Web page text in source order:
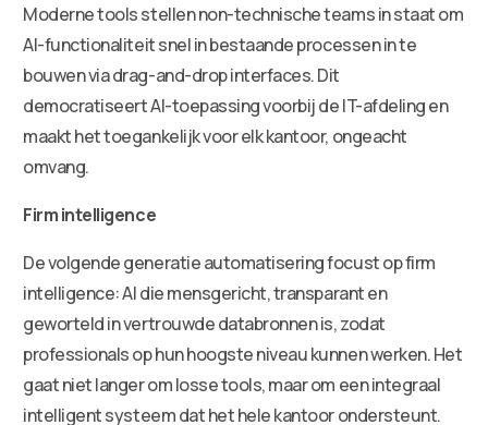
Moderne tools stellen non-technische teams in staat om
AI-functionaliteit snel in bestaande processen in te
bouwen via drag-and-drop interfaces. Dit
democratiseert AI-toepassing voorbij de IT-afdeling en
maakt het toegankelijk voor elk kantoor, ongeacht
omvang.
Firm intelligence
De volgende generatie automatisering focust op firm
intelligence: AI die mensgericht, transparant en
geworteld in vertrouwde databronnen is, zodat
professionals op hun hoogste niveau kunnen werken. Het
gaat niet langer om losse tools, maar om een integraal
intelligent systeem dat het hele kantoor ondersteunt.